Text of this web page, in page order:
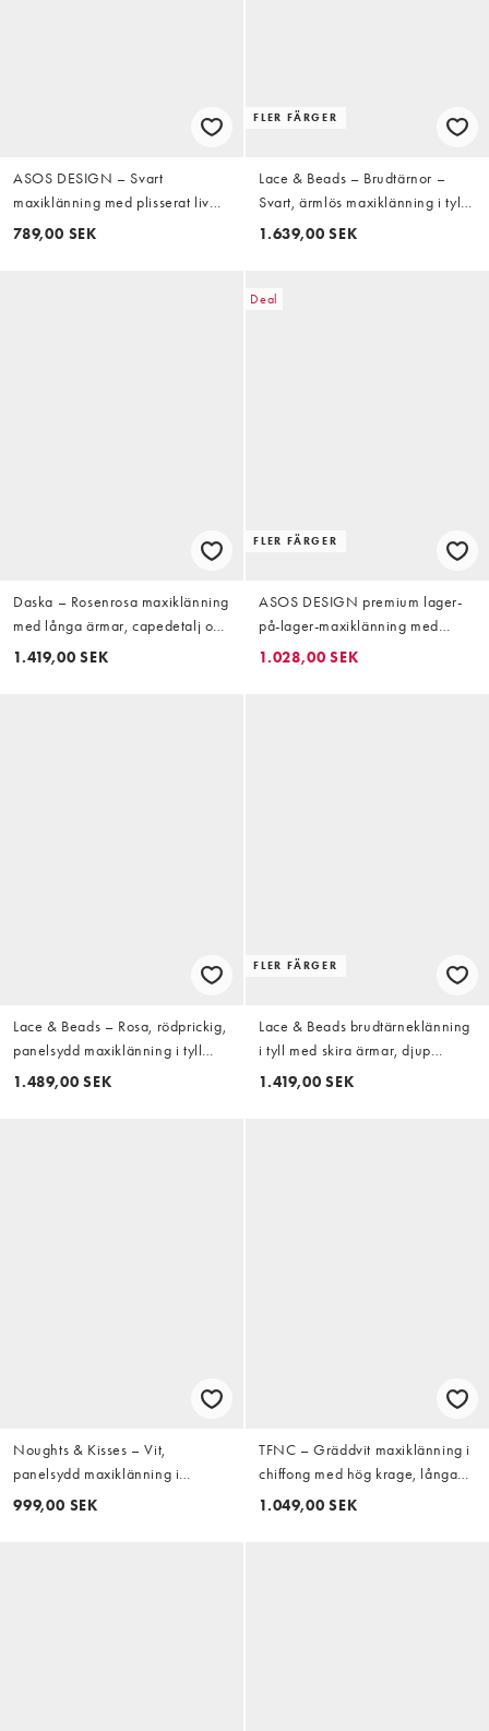
ASOS DESIGN – Svart
maxiklänning med plisserat liv
och panelsydd midja
789,00 SEK
FLER FÄRGER
Lace & Beads – Brudtärnor –
Svart, ärmlös maxiklänning i tyll
med sänkt midja och panelsydd
1.639,00 SEK
Daska – Rosenrosa maxiklänning
med långa ärmar, capedetalj och
volang
1.419,00 SEK
Deal
FLER FÄRGER
ASOS DESIGN premium lager-
på-lager-maxiklänning med
smala axelband och kjol med
1.028,00 SEK
Lace & Beads – Rosa, rödprickig,
panelsydd maxiklänning i tyll
med smala axelband och djup
1.489,00 SEK
FLER FÄRGER
Lace & Beads brudtärneklänning
i tyll med skira ärmar, djup
ringning och lager på lager-
1.419,00 SEK
Noughts & Kisses – Vit,
panelsydd maxiklänning i
bomullsmix med broderie
999,00 SEK
TFNC – Gräddvit maxiklänning i
chiffong med hög krage, långa
ärmar och panelsydd fåll
1.049,00 SEK